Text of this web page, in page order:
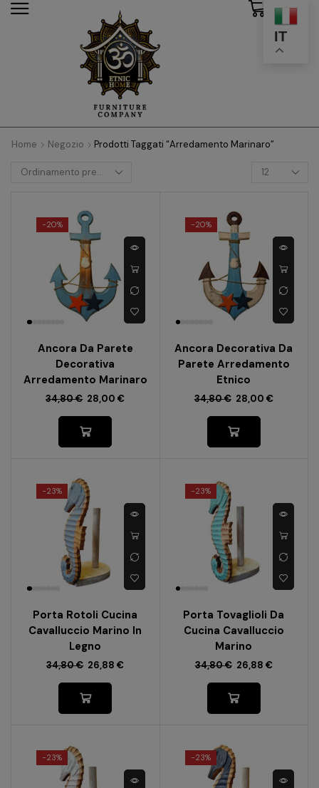
IT
Home Negozio Prodotti Taggati “arredamento Marinaro”
-20%
Ancora Da Parete
Decorativa
Arredamento Marinaro
34,80€ 28,00€
-20%
Ancora Decorativa Da
Parete Arredamento
Etnico
34,80€ 28,00 €
-23%
Porta Rotoli Cucina
Cavalluccio Marino In
Legno
34,80€ 26,88€
-23%
Porta Tovaglioli Da
Cucina Cavalluccio
Marino
34,80€ 26,88 €
-23% -23%